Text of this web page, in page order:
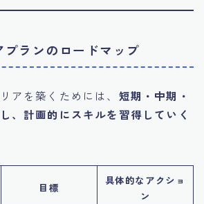
プランのロードマップ
アを築くためには、 短期・中期・
、計画的にスキルを習得していく
目標
具体的なアクショ
ン